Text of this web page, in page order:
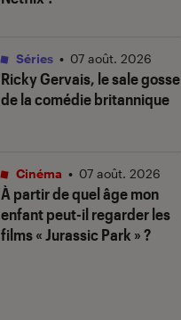
Ricky Gervais, le sale gosse
de la comédie britannique
Séries • 07 août. 2026
À partir de quel âge mon
enfant peut-il regarder les
films « Jurassic Park » ?
Cinéma • 07 août. 2026